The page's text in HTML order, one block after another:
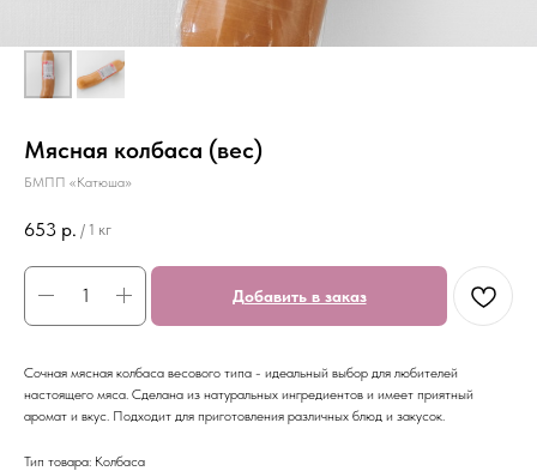
Мясная колбаса (вес)
БМПП «Катюша»
653 р. / 1 кг
Добавить в заказ
Сочная мясная колбаса весового типа - идеальный выбор для любителей
настоящего мяса. Сделана из натуральных ингредиентов и имеет приятный
аромат и вкус. Подходит для приготовления различных блюд и закусок.
Тип товара: Колбаса